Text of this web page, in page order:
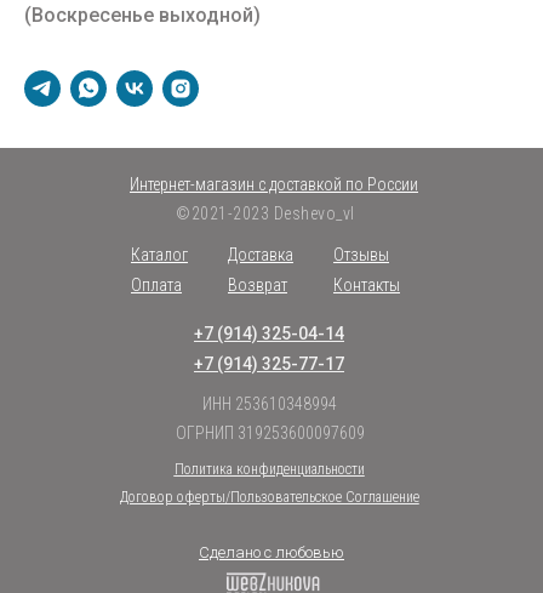
(Воскресенье выходной)
©2021-2023 Deshevo_vl
Каталог
Интернет-магазин с доставкой по России
Возврат
Отзывы
Оплата
Контакты
Доставка
ИНН 253610348994
ОГРНИП 319253600097609
Политика конфиденциальности
Договор оферты/Пользовательское Соглашение
+7 (914) 325-04-14
+7 (914) 325-77-17
Сделано с любовью